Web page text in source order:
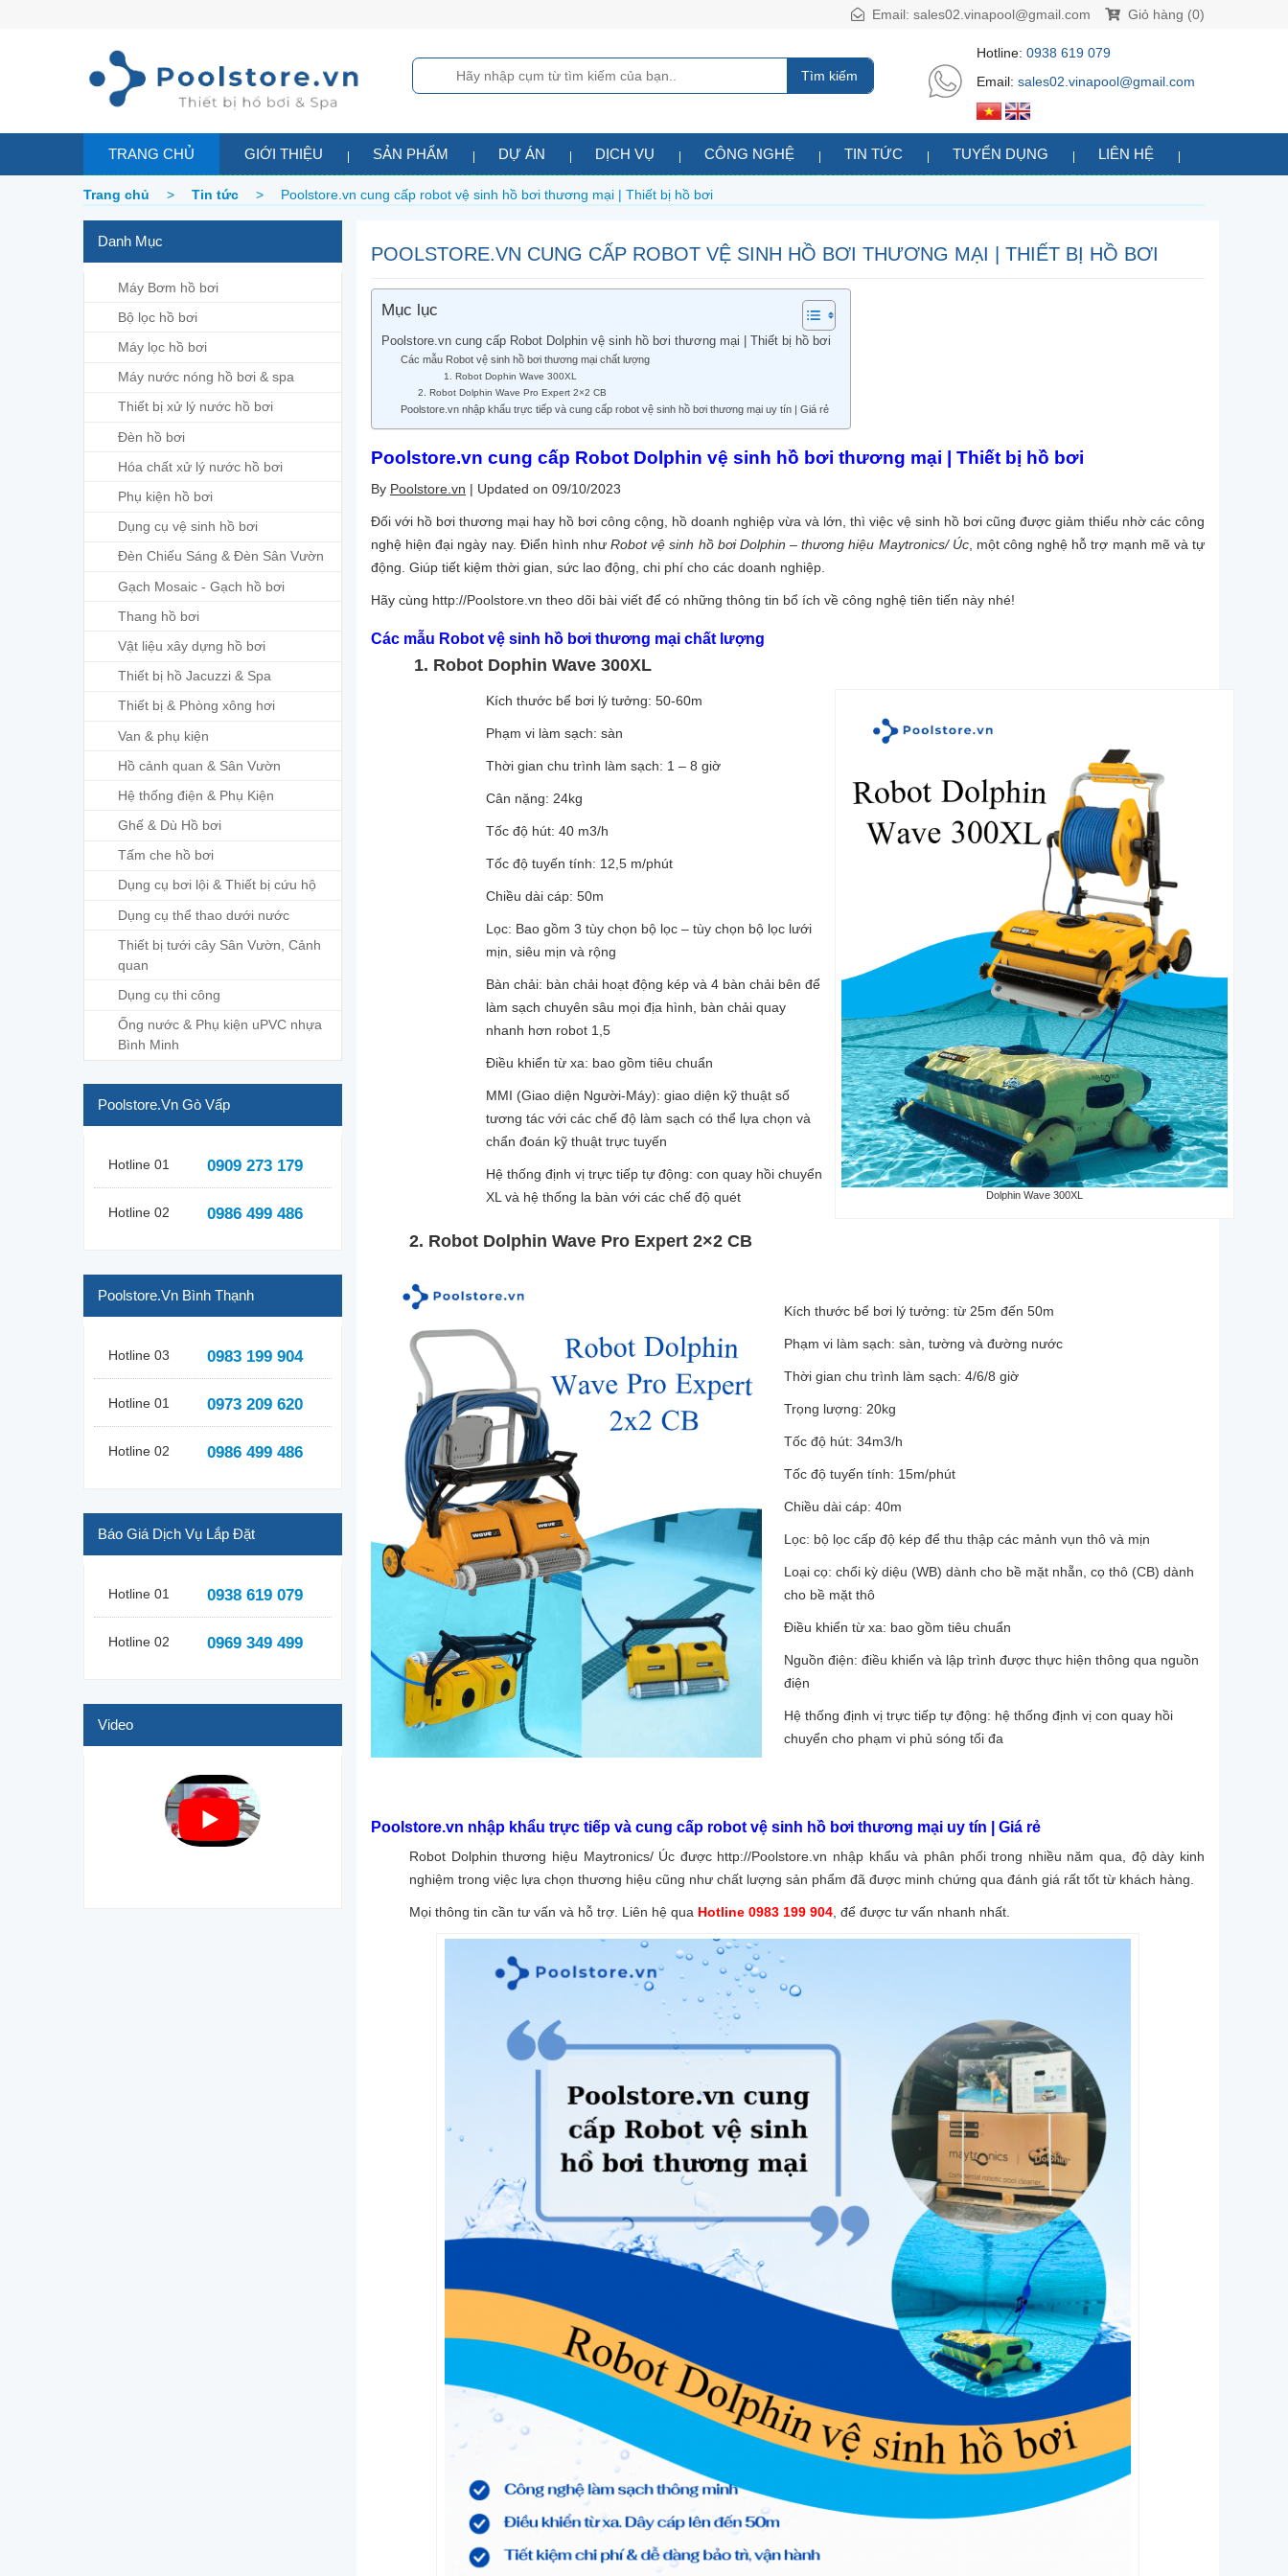
Giỏ hàng (0)
Email: sales02.vinapool@gmail.com
Tìm kiếm
Hotline: 0938 619 079
Email: sales02.vinapool@gmail.com
TRANG CHỦ GIỚI THIỆU SẢN PHẨM DỰ ÁN DỊCH VỤ CÔNG NGHỆ TIN TỨC TUYỂN DỤNG LIÊN HỆ
Trang chủ > Tin tức > Poolstore.vn cung cấp robot vệ sinh hồ bơi thương mại | Thiết bị hồ bơi
Danh Mục
Máy Bơm hồ bơi
Bộ lọc hồ bơi
Máy lọc hồ bơi
Máy nước nóng hồ bơi & spa
Thiết bị xử lý nước hồ bơi
Đèn hồ bơi
Hóa chất xử lý nước hồ bơi
Phụ kiện hồ bơi
Dụng cụ vệ sinh hồ bơi
Đèn Chiếu Sáng & Đèn Sân Vườn
Gạch Mosaic - Gạch hồ bơi
Thang hồ bơi
Vật liệu xây dựng hồ bơi
Thiết bị hồ Jacuzzi & Spa
Thiết bị & Phòng xông hơi
Van & phụ kiện
Hồ cảnh quan & Sân Vườn
Hệ thống điện & Phụ Kiện
Ghế & Dù Hồ bơi
Tấm che hồ bơi
Dụng cụ bơi lội & Thiết bị cứu hộ
Dụng cụ thể thao dưới nước
Thiết bị tưới cây Sân Vườn, Cảnh
quan
Dụng cụ thi công
Ống nước & Phụ kiện uPVC nhựa
Bình Minh
Poolstore.vn Gò Vấp
Hotline 01 0909 273 179
Hotline 02 0986 499 486
Poolstore.vn Bình Thạnh
Hotline 03 0983 199 904
Hotline 01 0973 209 620
Hotline 02 0986 499 486
Báo Giá Dịch Vụ Lắp Đặt
Hotline 01 0938 619 079
Hotline 02 0969 349 499
Video
POOLSTORE.VN CUNG CẤP ROBOT VỆ SINH HỒ BƠI THƯƠNG MẠI | THIẾT BỊ HỒ BƠI
Mục lục
Poolstore.vn cung cấp Robot Dolphin vệ sinh hồ bơi thương mại | Thiết bị hồ bơi
Các mẫu Robot vệ sinh hồ bơi thương mại chất lượng
1. Robot Dophin Wave 300XL
2. Robot Dolphin Wave Pro Expert 2×2 CB
Poolstore.vn nhập khẩu trực tiếp và cung cấp robot vệ sinh hồ bơi thương mại uy tín | Giá rẻ
Poolstore.vn cung cấp Robot Dolphin vệ sinh hồ bơi thương mại | Thiết bị hồ bơi
By Poolstore.vn | Updated on 09/10/2023
Đối với hồ bơi thương mại hay hồ bơi công cộng, hồ doanh nghiệp vừa và lớn, thì việc vệ sinh hồ bơi cũng được giảm thiểu nhờ các công
nghệ hiện đại ngày nay. Điển hình nhưRobot vệ sinh hồ bơi Dolphin – thương hiệu Maytronics/ Úc, một công nghệ hỗ trợ mạnh mẽ và tự
động. Giúp tiết kiệm thời gian, sức lao động, chi phí cho các doanh nghiệp.
Hãy cùng http://Poolstore.vn theo dõi bài viết để có những thông tin bổ ích về công nghệ tiên tiến này nhé!
Các mẫu Robot vệ sinh hồ bơi thương mại chất lượng
1. Robot Dophin Wave 300XL
Kích thước bể bơi lý tưởng: 50-60m
Phạm vi làm sạch: sàn
Thời gian chu trình làm sạch: 1 – 8 giờ
Cân nặng: 24kg
Tốc độ hút: 40 m3/h
Tốc độ tuyến tính: 12,5 m/phút
Chiều dài cáp: 50m
Lọc: Bao gồm 3 tùy chọn bộ lọc – tùy chọn bộ lọc lưới
mịn, siêu mịn và rộng
Bàn chải: bàn chải hoạt động kép và 4 bàn chải bên để
làm sạch chuyên sâu mọi địa hình, bàn chải quay
nhanh hơn robot 1,5
Điều khiển từ xa: bao gồm tiêu chuẩn
MMI (Giao diện Người-Máy): giao diện kỹ thuật số
tương tác với các chế độ làm sạch có thể lựa chọn và
chẩn đoán kỹ thuật trực tuyến
Hệ thống định vị trực tiếp tự động: con quay hồi chuyển
XL và hệ thống la bàn với các chế độ quét
Dolphin Wave 300XL
2. Robot Dolphin Wave Pro Expert 2×2 CB
Kích thước bể bơi lý tưởng: từ 25m đến 50m
Phạm vi làm sạch: sàn, tường và đường nước
Thời gian chu trình làm sạch: 4/6/8 giờ
Trọng lượng: 20kg
Tốc độ hút: 34m3/h
Tốc độ tuyến tính: 15m/phút
Chiều dài cáp: 40m
Lọc: bộ lọc cấp độ kép để thu thập các mảnh vụn thô và mịn
Loại cọ: chổi kỳ diệu (WB) dành cho bề mặt nhẵn, cọ thô (CB) dành
cho bề mặt thô
Điều khiển từ xa: bao gồm tiêu chuẩn
Nguồn điện: điều khiển và lập trình được thực hiện thông qua nguồn
điện
Hệ thống định vị trực tiếp tự động: hệ thống định vị con quay hồi
chuyển cho phạm vi phủ sóng tối đa
Poolstore.vn nhập khẩu trực tiếp và cung cấp robot vệ sinh hồ bơi thương mại uy tín | Giá rẻ
Robot Dolphin thương hiệu Maytronics/ Úc được http://Poolstore.vn nhập khẩu và phân phối trong nhiều năm qua, độ dày kinh
nghiệm trong việc lựa chọn thương hiệu cũng như chất lượng sản phẩm đã được minh chứng qua đánh giá rất tốt từ khách hàng.
Mọi thông tin cần tư vấn và hỗ trợ. Liên hệ qua Hotline 0983 199 904 , để được tư vấn nhanh nhất.